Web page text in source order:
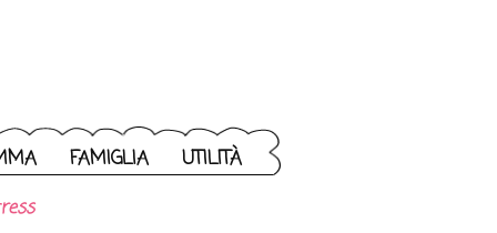
FAMIGLIA UTILITÀ